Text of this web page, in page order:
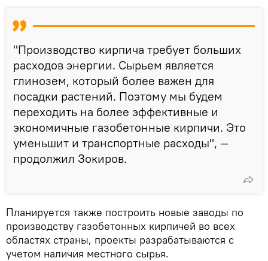
"Производство кирпича требует больших
расходов энергии. Сырьем является
глинозем, который более важен для
посадки растений. Поэтому мы будем
переходить на более эффективные и
экономичные газобетонные кирпичи. Это
уменьшит и транспортные расходы", —
продолжил Зокиров.
Планируется также построить новые заводы по
производству газобетонных кирпичей во всех
областях страны, проекты разрабатываются с
учетом наличия местного сырья.